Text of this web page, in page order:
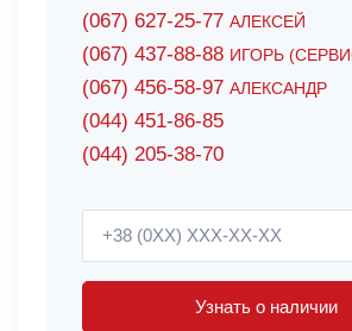
(067) 627-25-77 АЛЕКСЕЙ
(067) 437-88-88 ИГОРЬ
(067) 456-58-97 АЛЕКСАНДР
(044) 451-86-85
(044) 205-38-70
Узнать о наличии